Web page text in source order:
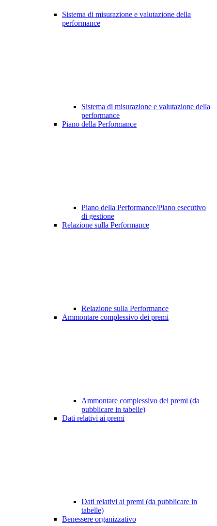
Sistema di misurazione e valutazione della
performance
Sistema di misurazione e valutazione della
performance
Piano della Performance
Piano della Performance/Piano esecutivo
di gestione
Relazione sulla Performance
Relazione sulla Performance
Ammontare complessivo dei premi
Ammontare complessivo dei premi (da
pubblicare in tabelle)
Dati relativi ai premi
Dati relativi ai premi (da pubblicare in
tabelle)
Benessere organizzativo